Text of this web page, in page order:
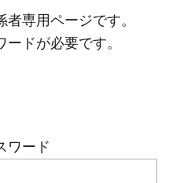
専用ページです。
ードが必要です。
ワード